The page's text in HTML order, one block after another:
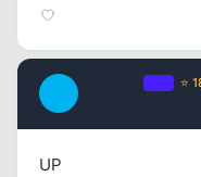
⭐
UP